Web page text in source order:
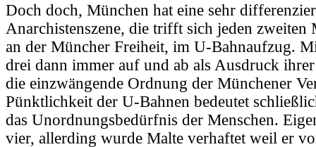
Doch doch, München hat eine sehr
Anarchistenszene, die trifft sich jeden
an der Müncher Freiheit, im U-Bahnaufzug.
drei dann immer auf und ab als Ausdruck
die einzwängende Ordnung der Münchener
Pünktlichkeit der U-Bahnen bedeutet
das Unordnungsbedürfnis der Menschen.
vier, allerding wurde Malte verhaftet weil er